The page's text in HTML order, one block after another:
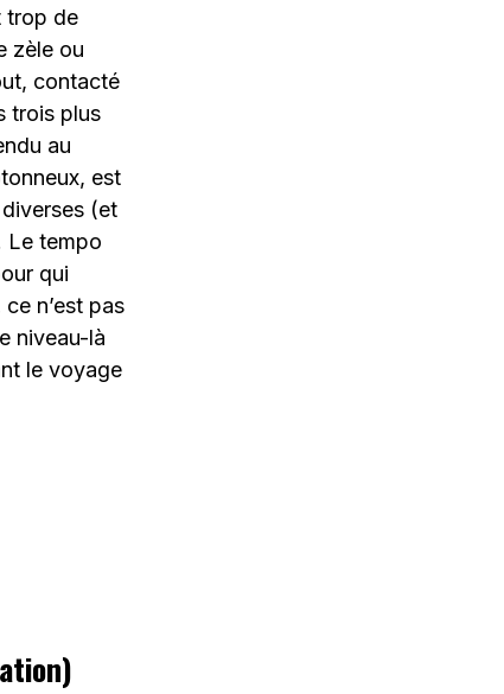
trop de
zèle ou
contacté
trois plus
au
est
(et
Le tempo
qui
n’est pas
niveau-là
le voyage